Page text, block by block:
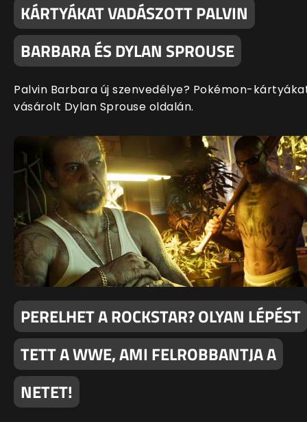
KÁRTYÁKAT VADÁSZOTT PALVIN
BARBARA ÉS DYLAN SPROUSE
Palvin Barbara új szenvedélye? Pokémon-
vásárolt Dylan Sprouse oldalán.
PERELHET A ROCKSTAR? OLYAN LÉPÉST
TETT A WWE, AMI FELROBBANTJA A
NETET!